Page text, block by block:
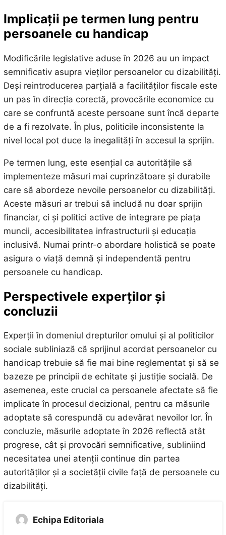
Implicații pe termen lung pentru
persoanele cu handicap
Modificările legislative aduse în 2026 au un impact
semnificativ asupra vieților persoanelor cu dizabilități.
Deși reintroducerea parțială a facilităților fiscale este
un pas în direcția corectă, provocările economice cu
care se confruntă aceste persoane sunt încă departe
de a fi rezolvate. În plus, politicile inconsistente la
nivel local pot duce la inegalități în accesul la sprijin.
Pe termen lung, este esențial ca autoritățile să
implementeze măsuri mai cuprinzătoare și durabile
care să abordeze nevoile persoanelor cu dizabilități.
Aceste măsuri ar trebui să includă nu doar sprijin
financiar, ci și politici active de integrare pe piața
muncii, accesibilitatea infrastructurii și educația
inclusivă. Numai printr-o abordare holistică se poate
asigura o viață demnă și independentă pentru
persoanele cu handicap.
Perspectivele experților și
concluzii
Experții în domeniul drepturilor omului și al politicilor
sociale subliniază că sprijinul acordat persoanelor cu
handicap trebuie să fie mai bine reglementat și să se
bazeze pe principii de echitate și justiție socială. De
asemenea, este crucial ca persoanele afectate să fie
implicate în procesul decizional, pentru ca măsurile
adoptate să corespundă cu adevărat nevoilor lor. În
concluzie, măsurile adoptate în 2026 reflectă atât
progrese, cât și provocări semnificative, subliniind
necesitatea unei atenții continue din partea
autorităților și a societății civile față de persoanele cu
dizabilități.
Echipa Editoriala